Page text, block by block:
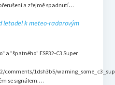
a zřejmě spadnutí…
letadel k meteo-radarovým
a "špatného" ESP32-C3 Super
comments/1dsh3b5/
se signálem.…